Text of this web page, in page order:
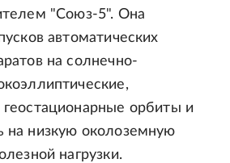
"Союз-5". Она
автоматических
на солнечно-
орбиты и
на низкую околоземную
нагрузки.